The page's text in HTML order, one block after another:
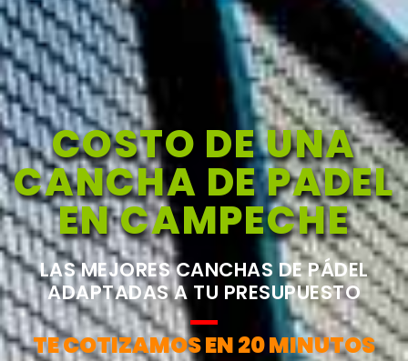
COSTO DE UNA
CANCHA DE PADEL
EN CAMPECHE
LAS MEJORES CANCHAS DE PÁDEL
ADAPTADAS A TU PRESUPUESTO
TE COTIZAMOS EN 20 MINUTOS